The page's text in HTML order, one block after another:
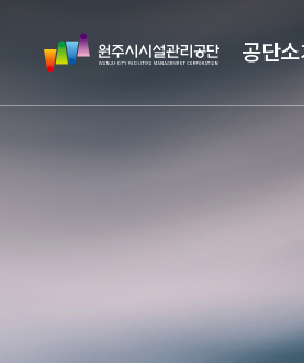
원
주
시
관
단
공단